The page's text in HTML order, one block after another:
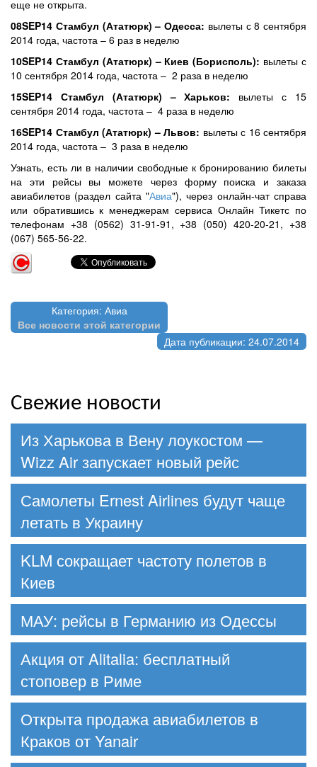
еще не открыта.
08SEP14 Стамбул (Ататюрк) – Одесса: вылеты с 8 сентября
2014 года, частота – 6 раз в неделю
10SEP14 Стамбул (Ататюрк) – Киев (Борисполь): вылеты с
10 сентября 2014 года, частота – 2 раза в неделю
15SEP14 Стамбул (Ататюрк) – Харьков: вылеты с 15
сентября 2014 года, частота – 4 раза в неделю
16SEP14 Стамбул (Ататюрк) – Львов: вылеты с 16 сентября
2014 года, частота – 3 раза в неделю
Узнать, есть ли в наличии свободные к бронированию билеты
на эти рейсы вы можете через форму поиска и заказа
авиабилетов (раздел сайта "Авиа"), через онлайн-чат справа
или обратившись к менеджерам сервиса Онлайн Тикетс по
телефонам +38 (0562) 31-91-91, +38 (050) 420-20-21, +38
(067) 565-56-22.
Категория: Авиа
Все новости этой категории
Дата публикации: 24.07.2014
Свежие новости
Из Харькова в Вену лоукостом —
Wizz Air запускает новый рейс
Самолеты Ernest Airlines будут чаще
летать в Украину
KLM сокращает частоту полетов в
Киев
МАУ: рейсы в Германию из Одессы
Акция от Alitalia: бесплатный
стоповер в Риме
Открыта продажа авиабилетов в
Краков от Yanair